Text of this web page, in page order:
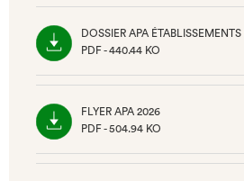
ONGLET)
DOSSIER APA
PDF - 440.44 KO
ONGLET)
FLYER APA 2026
PDF - 504.94 KO
ONGLET)